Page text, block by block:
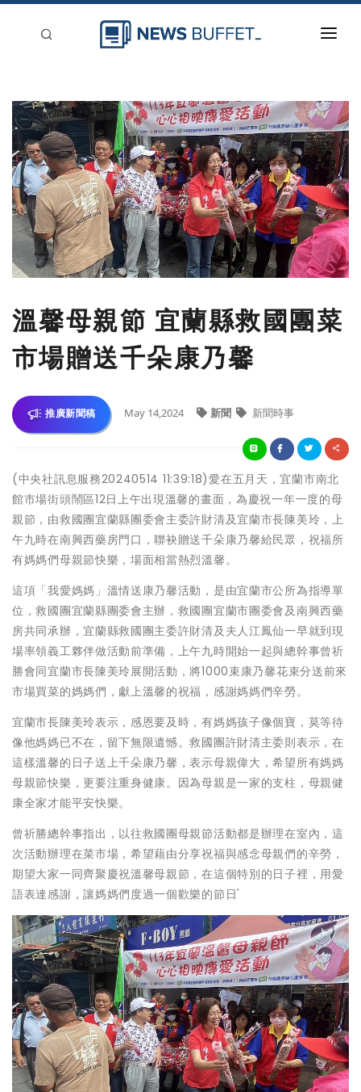
新聞稿分類
登入
刊登
溫馨母親節 宜蘭縣救國團菜
市場贈送千朵康乃馨
推廣新聞稿 May 14,2024 新聞 新聞時事
(中央社訊息服務20240514 11:39:18)愛在五月天，宜蘭市南北
館市場街頭鬧區12日上午出現溫馨的畫面，為慶祝一年一度的母
親節，由救國團宜蘭縣團委會主委許財清及宜蘭市長陳美玲，上
午九時在南興西藥房門口，聯袂贈送千朵康乃馨給民眾，祝福所
有媽媽們母親節快樂，場面相當熱烈溫馨。
這項「我愛媽媽」溫情送康乃馨活動，是由宜蘭市公所為指導單
位，救國團宜蘭縣團委會主辦，救國團宜蘭市團委會及南興西藥
房共同承辦，宜蘭縣救國團主委許財清及夫人江鳳仙一早就到現
場率領義工夥伴做活動前準備，上午九時開始一起與總幹事曾祈
勝會同宜蘭市長陳美玲展開活動，將1000束康乃馨花束分送前來
市場買菜的媽媽們，獻上溫馨的祝福，感謝媽媽們辛勞。
宜蘭市長陳美玲表示，感恩要及時，有媽媽孩子像個寶，莫等待
像他媽媽已不在，留下無限遺憾。救國團許財清主委則表示，在
這樣溫馨的日子送上千朵康乃馨，表示母親偉大，希望所有媽媽
母親節快樂，更要注重身健康。因為母親是一家的支柱，母親健
康全家才能平安快樂。
曾祈勝總幹事指出，以往救國團母親節活動都是辦理在室內，這
次活動辦理在菜市場，希望藉由分享祝福與感念母親們的辛勞，
期望大家一同齊聚慶祝溫馨母親節，在這個特別的日子裡，用愛
語表達感謝，讓媽媽們度過一個歡樂的節日'